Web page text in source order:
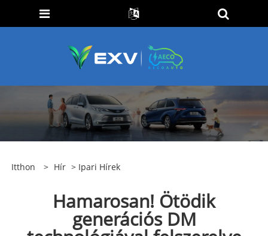
Itthon > Hír > Ipari Hírek
Hamarosan! Ötödik
generációs DM